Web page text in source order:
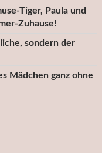
Tiger, Paula und
Zuhause!
sondern der
Mädchen ganz ohne